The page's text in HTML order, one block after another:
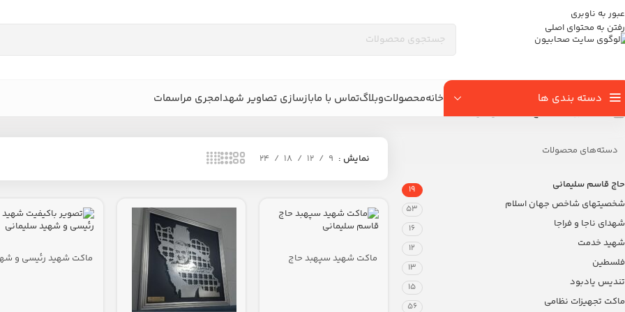
عبور به ناوبری
رفتن به محتوای اصلی
دسته بندی ها خانهمحصولاتوبلاگتماس با مابازسازی تصاویر شهدامجری مراسمات
خانه/فروشگاه/حاج قاسم سلیمانی
دسته‌های محصولات
حاج قاسم سلیمانی 19
شخصیتهای شاخص جهان اسلام 53
شهدای ناجا و فراجا 16
شهید خدمت 12
فلسطین 13
تندیس یادبود 15
ماکت تجهیزات نظامی 56
نمایش 9
12
18
24
ماکت شهید سپهبد حاج
ماکت شهید رئیسی و